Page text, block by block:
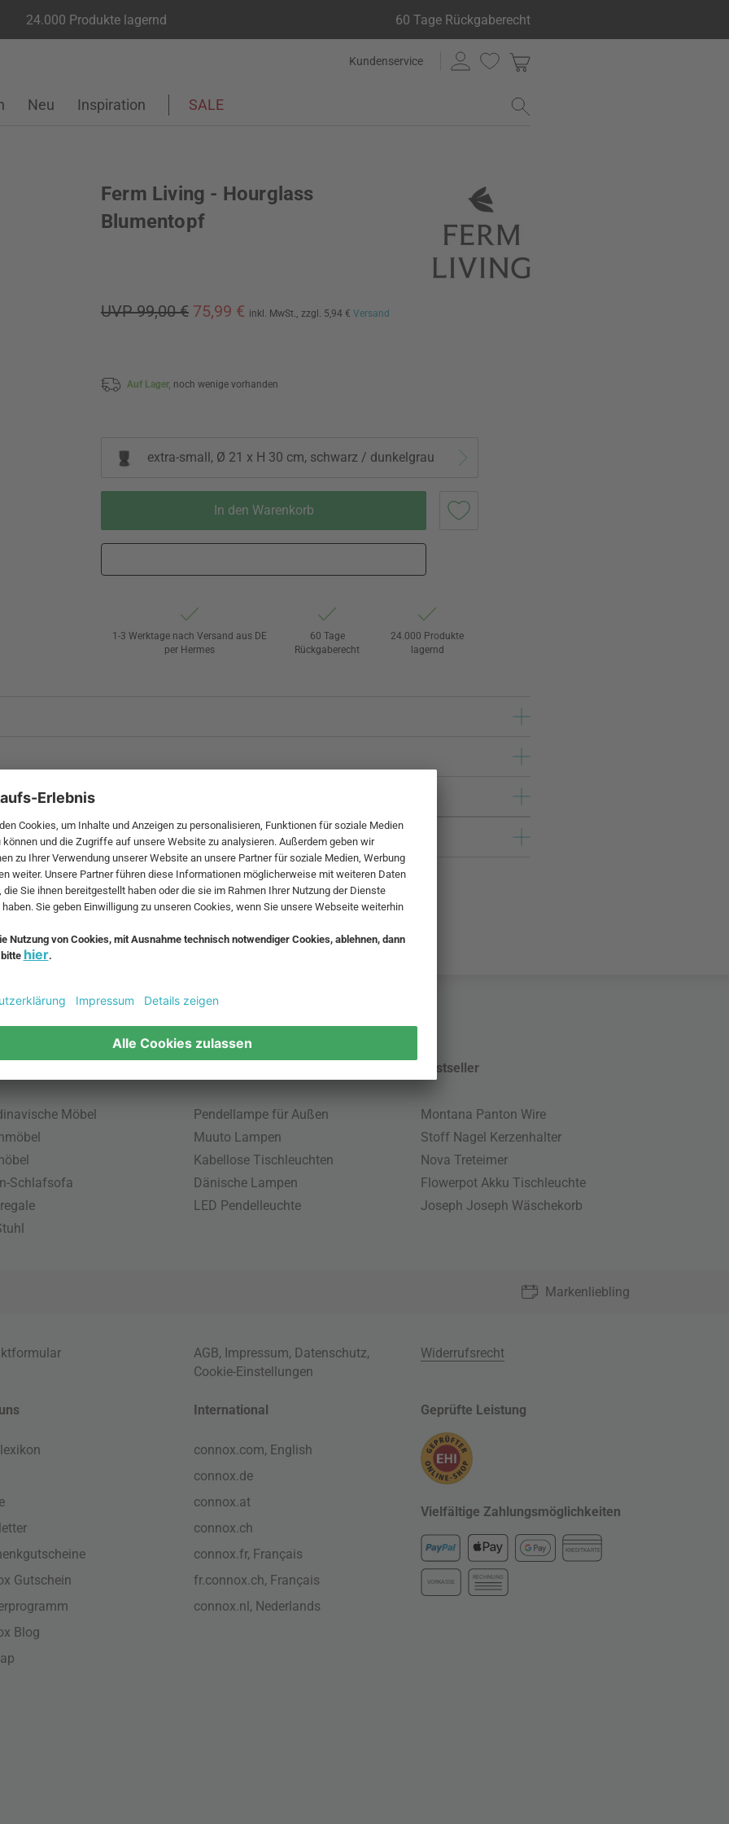
24.000 Produkte lagernd 60 Tage Rückgaberecht
Kundenservice
Neu Inspiration SALE
Ferm Living - Hourglass
Blumentopf
UVP 99,00 € 75,99 € inkl. MwSt., zzgl. 5,94 € Versand
Auf Lager, noch wenige vorhanden
extra-small, Ø 21 x H 30 cm, schwarz / dunkelgrau
In den Warenkorb
1-3 Werktage nach Versand aus DE
per Hermes
60 Tage
Rückgaberecht
24.000 Produkte
lagernd
und zzgl.Versandkosten.
Möbel
Schlafsofa
Pendellampe für Außen
Muuto Lampen
Kabellose Tischleuchten
Dänische Lampen
LED Pendelleuchte
Bestseller
Montana Panton Wire
Stoff Nagel Kerzenhalter
Nova Treteimer
Flowerpot Akku Tischleuchte
Joseph Joseph Wäschekorb
Markenliebling
AGB, Impressum, Datenschutz,
Cookie-Einstellungen
Widerrufsrecht
Gutschein
Blog
International
connox.com, English
connox.de
connox.at
connox.ch
connox.fr, Français
fr.connox.ch, Français
connox.nl, Nederlands
Geprüfte Leistung
Vielfältige Zahlungsmöglichkeiten
KREDITKARTE
VORKASSE
RECHNUNG